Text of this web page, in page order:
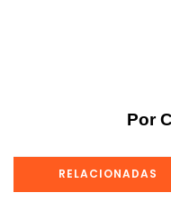
Por
RELACIONADAS